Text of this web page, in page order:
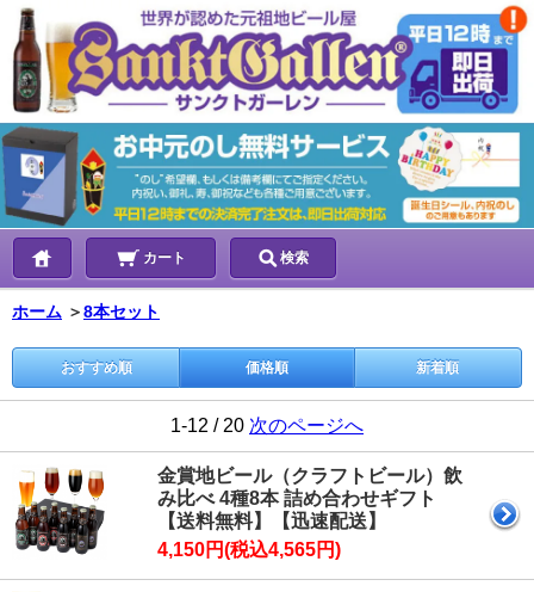
カート 検索
ホーム ＞8本セット
おすすめ順 価格順 新着順
1-12 / 20 次のページへ
金賞地ビール（クラフトビール）飲
み比べ 4種8本 詰め合わせギフト
【送料無料】【迅速配送】
4,150円(税込4,565円)